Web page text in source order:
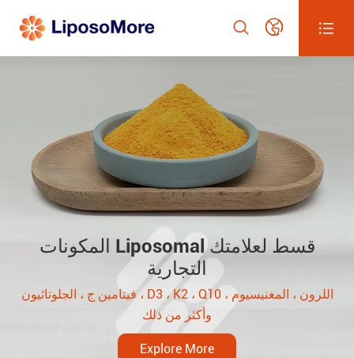
  
المكونات Liposomal قسط لعلامتك
التجارية
فيتامين ج ، الجلوتاثيون ، D3 ، K2 ، Q10 ، اللرون ، المغنيسيوم
وأكثر من ذلك
Explore More